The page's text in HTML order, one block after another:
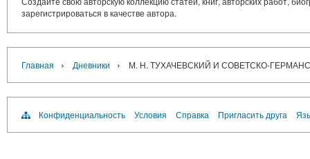
зарегистрироваться в качестве автора.
Главная › Дневники › М. Н. ТУХАЧЕВСКИЙ И СОВЕТСКО-
Конфиденциальность Условия Справка Пригласить друга